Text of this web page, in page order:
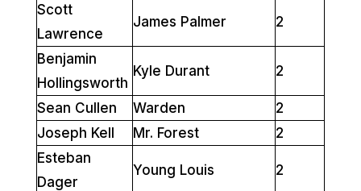
Scott
Lawrence
James Palmer 2
Benjamin
Hollingsworth
Kyle Durant 2
Sean Cullen Warden
2
Joseph Kell
Mr. Forest
2
Esteban
Dager
Young Louis 2